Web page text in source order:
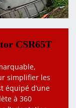
CSR65T
simplifier les
équipé d’une
à 360